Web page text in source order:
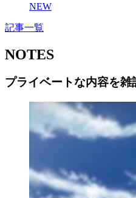
NEW
記事一覧
NOTES
プライベートな内容を雑